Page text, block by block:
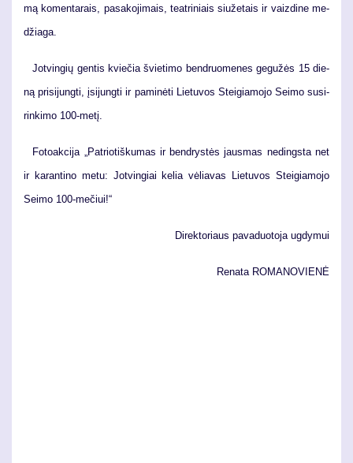
mą ko­men­ta­rais, pa­sa­ko­ji­mais, te­at­ri­niais siu­že­tais ir vaiz­di­ne me­
džia­ga.
Jot­vin­gių gen­tis kvie­čia švie­ti­mo ben­druo­me­nes ge­gu­žės 15 die­
ną pri­si­jung­ti, įsi­jung­ti ir pa­mi­nė­ti Lie­tu­vos Stei­gia­mo­jo Sei­mo su­si­
rin­ki­mo 100-me­tį.
Fo­to­ak­ci­ja „Pa­trio­tiš­ku­mas ir ben­drys­tės jaus­mas ne­dings­ta net
ir ka­ran­ti­no me­tu: Jot­vin­giai ke­lia vė­lia­vas Lie­tu­vos Stei­gia­mo­jo
Sei­mo 100-me­čiui!“
Di­rek­to­riaus pa­va­duo­to­ja ug­dy­mui
Re­na­ta RO­MA­NO­VIE­NĖ